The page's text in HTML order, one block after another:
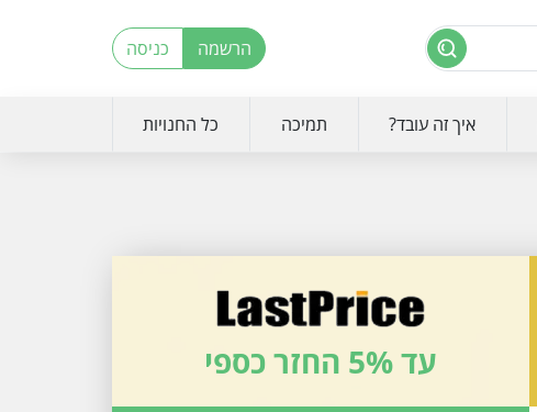
הרשמה כניסה
איך זה עובד? תמיכה כל החנויות
עד 5% החזר כספי